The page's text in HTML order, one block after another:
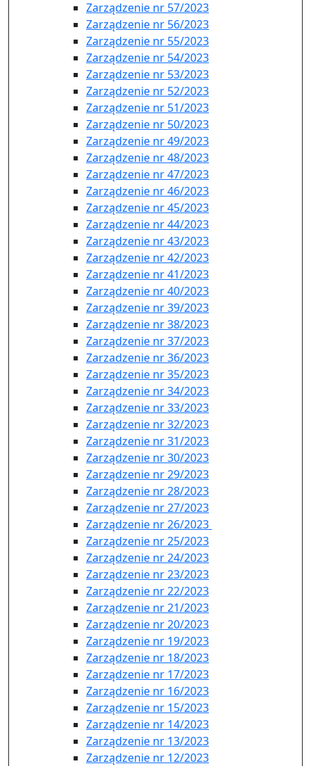
Zarządzenie nr 57/2023
Zarządzenie nr 56/2023
Zarządzenie nr 55/2023
Zarządzenie nr 54/2023
Zarządzenie nr 53/2023
Zarządzenie nr 52/2023
Zarządzenie nr 51/2023
Zarządzenie nr 50/2023
Zarządzenie nr 49/2023
Zarządzenie nr 48/2023
Zarządzenie nr 47/2023
Zarządzenie nr 46/2023
Zarządzenie nr 45/2023
Zarządzenie nr 44/2023
Zarządzenie nr 43/2023
Zarządzenie nr 42/2023
Zarządzenie nr 41/2023
Zarządzenie nr 40/2023
Zarządzenie nr 39/2023
Zarządzenie nr 38/2023
Zarządzenie nr 37/2023
Zarzadzenie nr 36/2023
Zarządzenie nr 35/2023
Zarządzenie nr 34/2023
Zarządzenie nr 33/2023
Zarządzenie nr 32/2023
Zarządzenie nr 31/2023
Zarządzenie nr 30/2023
Zarządzenie nr 29/2023
Zarządzenie nr 28/2023
Zarządzenie nr 27/2023
Zarządzenie nr 26/2023
Zarządzenie nr 25/2023
Zarządzenie nr 24/2023
Zarządzenie nr 23/2023
Zarządzenie nr 22/2023
Zarządzenie nr 21/2023
Zarządzenie nr 20/2023
Zarządzenie nr 19/2023
Zarządzenie nr 18/2023
Zarządzenie nr 17/2023
Zarządzenie nr 16/2023
Zarządzenie nr 15/2023
Zarządzenie nr 14/2023
Zarządzenie nr 13/2023
Zarządzenie nr 12/2023